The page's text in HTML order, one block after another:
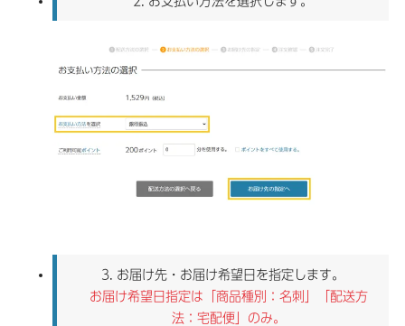
3.
お届け先・お届け希望日を指定します。
お届け希望日指定は「商品種別：名刺」「配送方
法：宅配便」のみ。